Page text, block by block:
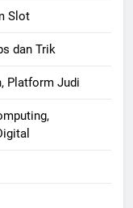
Slot
dan Trik
Platform Judi